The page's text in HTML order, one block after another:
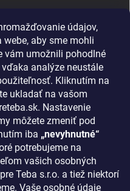
údajov,
aby sme mohli
vám umožnili pohodlné
analýze neustále
Kliknutím na
ukladať na vašom
Nastavenie
môžete zmeniť pod
iba „nevyhnutné“
potrebujeme na
vašich osobných
Teba s.r.o. a tiež niektorí
Vaše osobné údaje